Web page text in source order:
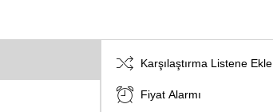
Karşılaştırma Listene Ekle
Fiyat Alarmı